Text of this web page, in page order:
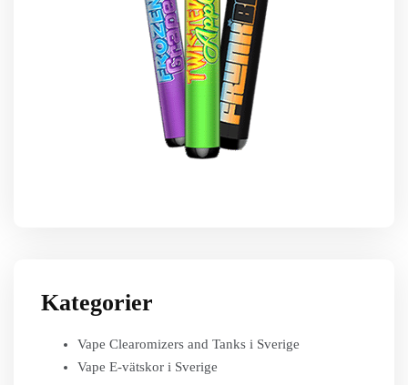
Kategorier
Vape Clearomizers and Tanks i Sverige
Vape E-vätskor i Sverige